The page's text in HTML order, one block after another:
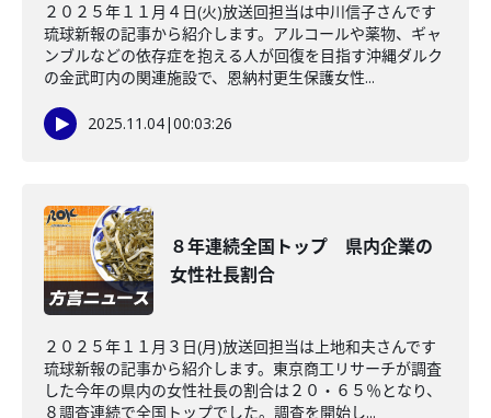
２０２５年１１月４日(火)放送回担当は中川信子さんです
琉球新報の記事から紹介します。アルコールや薬物、ギャ
ンブルなどの依存症を抱える人が回復を目指す沖縄ダルク
の金武町内の関連施設で、恩納村更生保護女性...
2025.11.04|00:03:26
８年連続全国トップ 県内企業の
女性社長割合
２０２５年１１月３日(月)放送回担当は上地和夫さんです
琉球新報の記事から紹介します。東京商工リサーチが調査
した今年の県内の女性社長の割合は２０・６５％となり、
８調査連続で全国トップでした。調査を開始し...